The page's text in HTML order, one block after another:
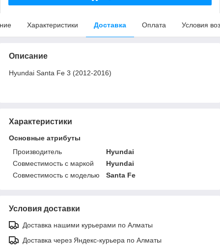
Характеристики Доставка Оплата Условия
Описание
Hyundai Santa Fe 3 (2012-2016)
Характеристики
Основные атрибуты
Производитель
Hyundai
Совместимость с маркой
Hyundai
Совместимость с моделью
Santa Fe
Условия доставки
Доставка нашими курьерами по Алматы
Доставка через Яндекс-курьера по Алматы